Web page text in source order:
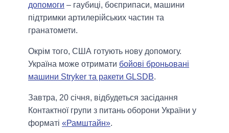
допомоги – гаубиці, боєприпаси, машини
підтримки артилерійських частин та
гранатомети.
Окрім того, США готують нову допомогу.
Україна може отримати бойові броньовані
машини Stryker та ракети GLSDB.
Завтра, 20 січня, відбудеться засідання
Контактної групи з питань оборони України у
форматі «Рамштайн».